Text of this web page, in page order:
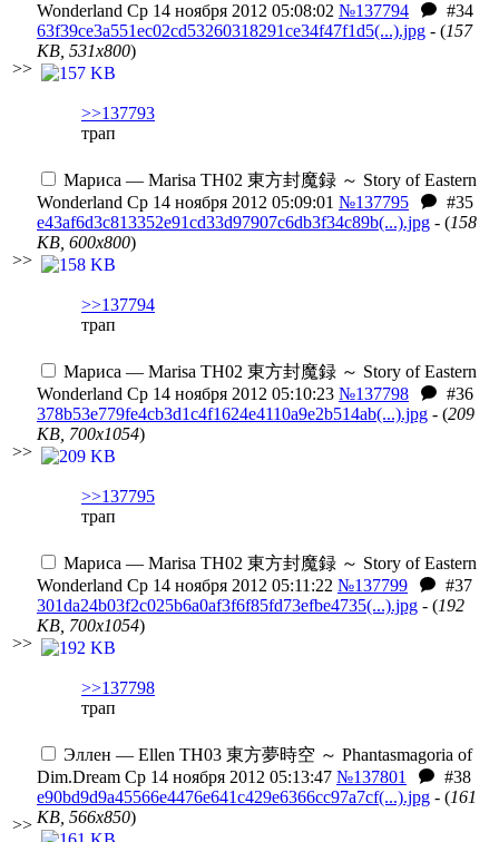
>>
Wonderland Ср 14 ноября 2012 05:08:02 №137794
#34
63f39ce3a551ec02cd53260318291ce34f47f1d5(...).jpg - (157
KB, 531x800)
>>137793
трап
>>
Мариса — Marisa TH02 東方封魔録 ～ Story of Eastern
Wonderland Ср 14 ноября 2012 05:09:01 №137795
#35
e43af6d3c813352e91cd33d97907c6db3f34c89b(...).jpg - (158
KB, 600x800)
>>137794
трап
>>
Мариса — Marisa TH02 東方封魔録 ～ Story of Eastern
Wonderland Ср 14 ноября 2012 05:10:23 №137798
#36
378b53e779fe4cb3d1c4f1624e4110a9e2b514ab(...).jpg - (209
KB, 700x1054)
>>137795
трап
>>
Мариса — Marisa TH02 東方封魔録 ～ Story of Eastern
Wonderland Ср 14 ноября 2012 05:11:22 №137799
#37
301da24b03f2c025b6a0af3f6f85fd73efbe4735(...).jpg - (192
KB, 700x1054)
>>137798
трап
>>
Эллен — Ellen TH03 東方夢時空 ～ Phantasmagoria of
Dim.Dream Ср 14 ноября 2012 05:13:47 №137801
#38
e90bd9d9a45566e4476e641c429e6366cc97a7cf(...).jpg - (161
KB, 566x850)